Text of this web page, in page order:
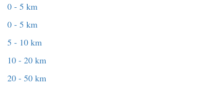
0 - 5 km
0 - 5 km
5 - 10 km
10 - 20 km
20 - 50 km